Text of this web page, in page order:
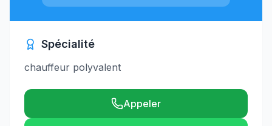
Spécialité
chauffeur polyvalent
Appeler